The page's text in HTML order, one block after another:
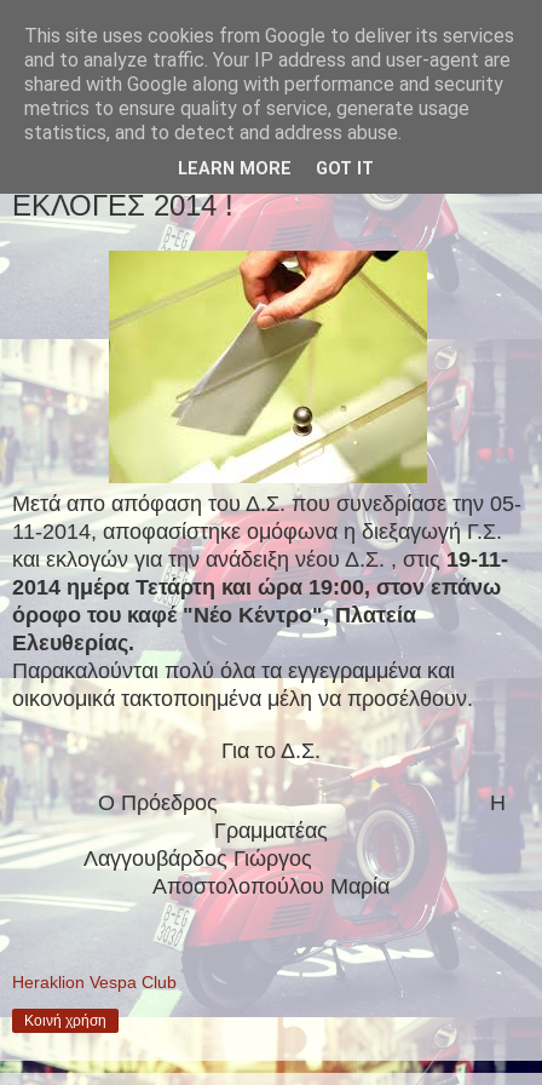
ΕΚΛΟΓΕΣ 2014 !
Μετά απο απόφαση του Δ.Σ. που συνεδρίασε την 05-
11-2014, αποφασίστηκε ομόφωνα η διεξαγωγή Γ.Σ.
και εκλογών για την ανάδειξη νέου Δ.Σ. , στις19-11-
2014 ημέρα Τετάρτη και ώρα 19:00, στον επάνω
όροφο του καφέ "Νέο Κέντρο", Πλατεία
Ελευθερίας.
Παρακαλούνται πολύ όλα τα εγγεγραμμένα και
οικονομικά τακτοποιημένα μέλη να προσέλθουν.
Για το Δ.Σ.
Ο Πρόεδρος Η
Γραμματέας
Λαγγουβάρδος Γιώργος
Αποστολοπούλου Μαρία
Heraklion Vespa Club
Κοινή χρήση
This site uses cookies from Google to deliver its services
and to analyze traffic. Your IP address and user-agent are
shared with Google along with performance and security
metrics to ensure quality of service, generate usage
statistics, and to detect and address abuse.
LEARN MORE GOT IT